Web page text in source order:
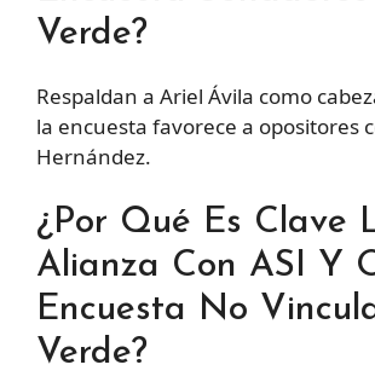
Verde?
Respaldan a Ariel Ávila como
la encuesta favorece a opositores
Hernández.
¿Por Qué Es Clave
Alianza Con ASI Y
Encuesta No
Verde?